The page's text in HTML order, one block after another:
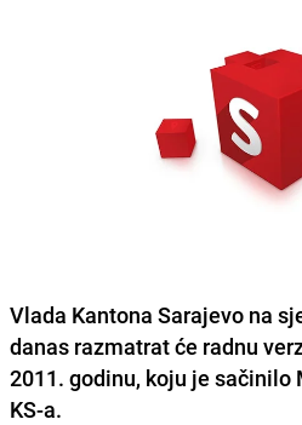
Vlada Kantona Sarajevo na
danas razmatrat će radnu
2011. godinu, koju je
KS-a.